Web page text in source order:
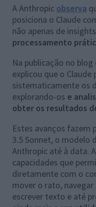
A Anthropic observa
posiciona o Claude
não apenas de
processamento
Na publicação no
explicou que o
sistematicamente os
explorando-os e
obter os resultados
Estes avanços fazem
3.5 Sonnet, o modelo
Anthropic até à data.
capacidades que
diretamente com o
mover o rato,
escrever texto e até